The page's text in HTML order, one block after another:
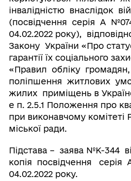
інвалідністю внаслідок
(посвідчення серія А
04.02.2022 року),
Закону України «Про
гарантії їх соціального
«Правил обліку
поліпшення житлових
жилих приміщень в
е п. 2.5.1 Положення про
при виконавчому комітеті
міської ради.
Підстава – заява №К-344
копія посвідчення серія
04.02.2022 року.